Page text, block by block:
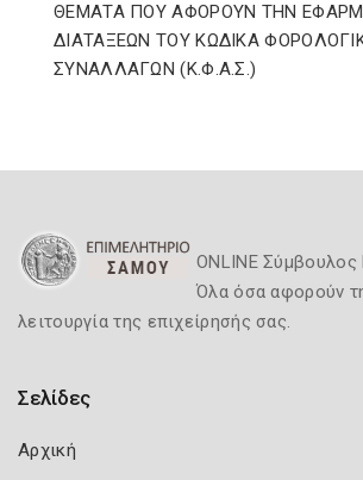
ΘΕΜΑΤΑ ΠΟΥ ΑΦΟΡΟΥΝ ΤΗΝ
ΔΙΑΤΑΞΕΩΝ ΤΟΥ ΚΩΔΙΚΑ
ΣΥΝΑΛΛΑΓΩΝ (Κ.Φ.Α.Σ.)
ONLINE Σύμβουλος
Όλα όσα αφορούν
λειτουργία της επιχείρησής σας.
Σελίδες
Αρχική